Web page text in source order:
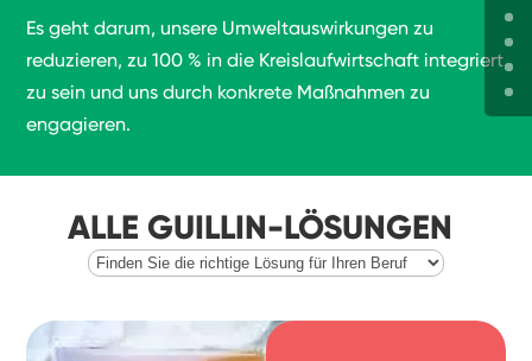
Es geht darum, unsere Umweltauswirkungen zu
reduzieren, zu 100 % in die Kreislaufwirtschaft integriert
zu sein und uns durch konkrete Maßnahmen zu
engagieren.
ALLE GUILLIN-LÖSUNGEN